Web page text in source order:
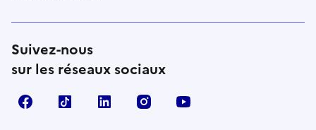
Suivez-nous
sur les réseaux sociaux
FacebookTikTok LinkedIn Instagram